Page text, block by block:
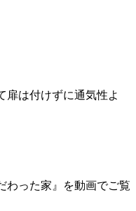
扉は付けずに通気性よ
わった家』を動画でご覧